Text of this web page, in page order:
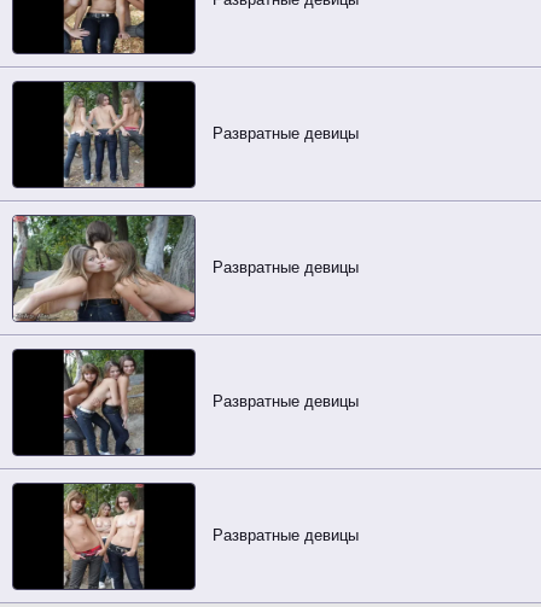
Развратные девицы
Развратные девицы
Развратные девицы
Развратные девицы